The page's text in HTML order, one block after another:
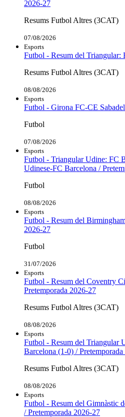
2026-27
Resums Futbol Altres (3CAT)
07/08/2026
Esports
Futbol - Resum del Triangular:
Resums Futbol Altres (3CAT)
08/08/2026
Esports
Futbol - Girona FC-CE
Futbol
07/08/2026
Esports
Futbol - Triangular Udine: FC
Udinese-FC Barcelona /
Futbol
08/08/2026
Esports
Futbol - Resum del
2026-27
Futbol
31/07/2026
Esports
Futbol - Resum del Coventry
Pretemporada 2026-27
Resums Futbol Altres (3CAT)
08/08/2026
Esports
Futbol - Resum del Triangular
Barcelona (1-0) /
Resums Futbol Altres (3CAT)
08/08/2026
Esports
Futbol - Resum del Gimnàstic
/ Pretemporada 2026-27